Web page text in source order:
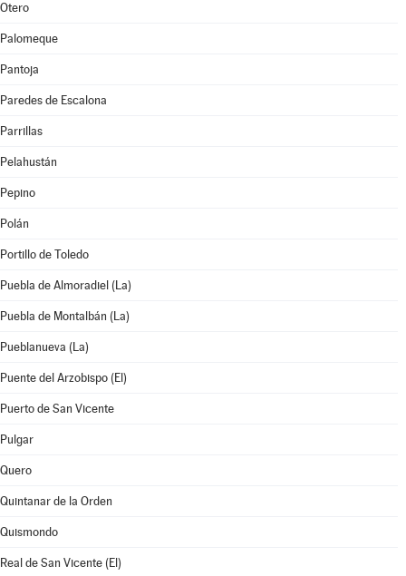
Otero
Palomeque
Pantoja
Paredes de Escalona
Parrillas
Pelahustán
Pepino
Polán
Portillo de Toledo
Puebla de Almoradiel (La)
Puebla de Montalbán (La)
Pueblanueva (La)
Puente del Arzobispo (El)
Puerto de San Vicente
Pulgar
Quero
Quintanar de la Orden
Quismondo
Real de San Vicente (El)